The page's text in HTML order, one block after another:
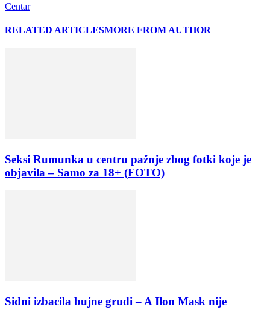
Centar
RELATED ARTICLESMORE FROM AUTHOR
Seksi Rumunka u centru pažnje zbog fotki koje je
objavila – Samo za 18+ (FOTO)
Sidni izbacila bujne grudi – A Ilon Mask nije